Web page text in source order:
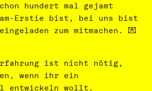
hundert mal gejamt
Erstie bist, bei uns bist
zum mitmachen. 💌
ist nicht nötig,
wenn ihr ein
entwickeln wollt.